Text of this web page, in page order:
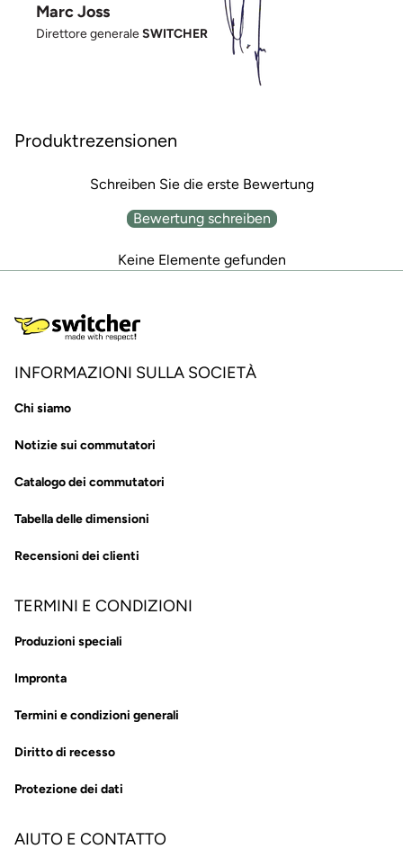
Marc Joss
Direttore generaleSWITCHER
Produktrezensionen
Schreiben Sie die erste Bewertung
Bewertung schreiben
Keine Elemente gefunden
INFORMAZIONI SULLA SOCIETÀ
Chi siamo
Notizie sui commutatori
Catalogo dei commutatori
Tabella delle dimensioni
Recensioni dei clienti
TERMINI E CONDIZIONI
Produzioni speciali
Impronta
Termini e condizioni generali
Diritto di recesso
Protezione dei dati
AIUTO E CONTATTO